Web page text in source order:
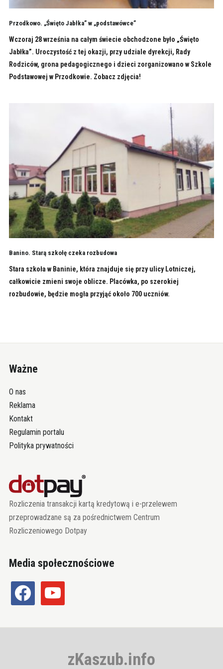
Przodkowo. „Święto Jabłka” w „podstawówce”
Wczoraj 28 września na całym świecie obchodzone było „Święto
Jabłka”. Uroczystość z tej okazji, przy udziale dyrekcji, Rady
Rodziców, grona pedagogicznego i dzieci zorganizowano w Szkole
Podstawowej w Przodkowie. Zobacz zdjęcia!
Banino. Starą szkołę czeka rozbudowa
Stara szkoła w Baninie, która znajduje się przy ulicy Lotniczej,
całkowicie zmieni swoje oblicze. Placówka, po szerokiej
rozbudowie, będzie mogła przyjąć około 700 uczniów.
Ważne
O nas
Reklama
Kontakt
Regulamin portalu
Polityka prywatności
Rozliczenia transakcji kartą kredytową i e-przelewem
przeprowadzane są za pośrednictwem Centrum
Rozliczeniowego Dotpay
Media społecznościowe
facebook youtube
zKaszub.info